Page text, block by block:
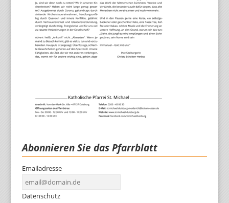
Abonnieren Sie das Pfarrblatt
Emailadresse
Datenschutz